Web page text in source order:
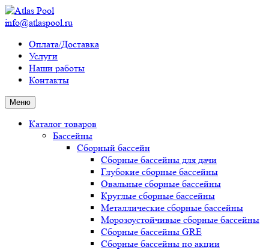
info@atlaspool.ru
Оплата/Доставка
Услуги
Наши работы
Контакты
Меню
Каталог товаров
Бассейны
Сборный бассейн
Сборные бассейны для дачи
Глубокие сборные бассейны
Овальные сборные бассейны
Круглые сборные бассейны
Металлические сборные бассейны
Морозоустойчивые сборные бассейны
Сборные бассейны GRE
Сборные бассейны по акции